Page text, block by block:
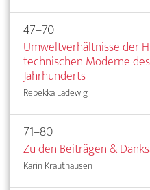
47–70
Umweltverhältnisse der
technischen Moderne
Jahrhunderts
Rebekka Ladewig
71–80
Zu den Beiträgen &
Karin Krauthausen